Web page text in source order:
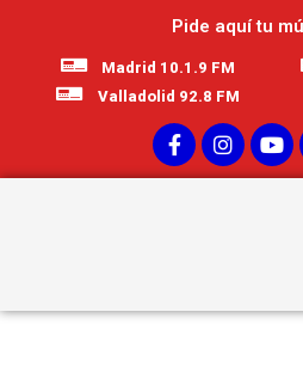
Pide aquí tu
Madrid 10.1.9 FM
Valladolid 92.8 FM